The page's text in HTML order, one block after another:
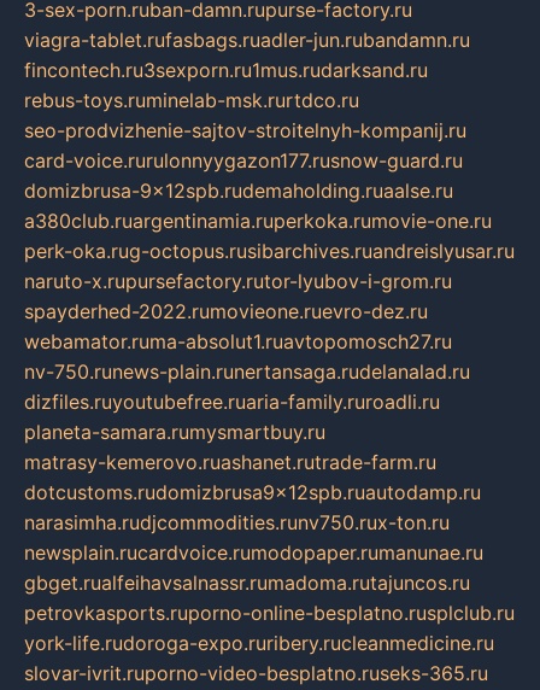
3-sex-porn.ruban-damn.rupurse-factory.ru
viagra-tablet.rufasbags.ruadler-jun.rubandamn.ru
fincontech.ru3sexporn.ru1mus.rudarksand.ru
rebus-toys.ruminelab-msk.rurtdco.ru
seo-prodvizhenie-sajtov-stroitelnyh-kompanij.ru
card-voice.rurulonnyygazon177.rusnow-guard.ru
domizbrusa-9x12spb.rudemaholding.ruaalse.ru
a380club.ruargentinamia.ruperkoka.rumovie-one.ru
perk-oka.rug-octopus.rusibarchives.ruandreislyusar.ru
naruto-x.rupursefactory.rutor-lyubov-i-grom.ru
spayderhed-2022.rumovieone.ruevro-dez.ru
webamator.ruma-absolut1.ruavtopomosch27.ru
nv-750.runews-plain.runertansaga.rudelanalad.ru
dizfiles.ruyoutubefree.ruaria-family.ruroadli.ru
planeta-samara.rumysmartbuy.ru
matrasy-kemerovo.ruashanet.rutrade-farm.ru
dotcustoms.rudomizbrusa9x12spb.ruautodamp.ru
narasimha.rudjcommodities.runv750.rux-ton.ru
newsplain.rucardvoice.rumodopaper.rumanunae.ru
gbget.rualfeihavsalnassr.rumadoma.rutajuncos.ru
petrovkasports.ruporno-online-besplatno.rusplclub.ru
york-life.rudoroga-expo.ruribery.rucleanmedicine.ru
slovar-ivrit.ruporno-video-besplatno.ruseks-365.ru